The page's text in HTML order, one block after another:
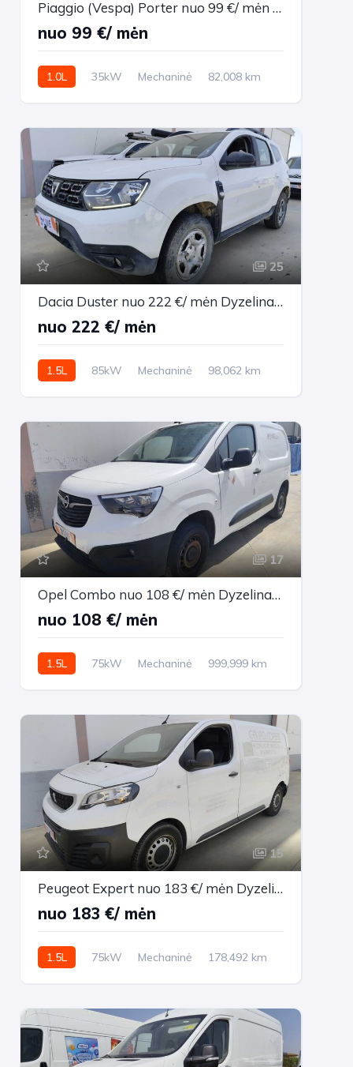
Piaggio (Vespa) Porter nuo 99 €/ mėn Benzinas 2001m. Vienatūris Mechaninė
nuo 99 €/ mėn
1.0L 35kW Mechaninė
82,008 km
25
Dacia Duster nuo 222 €/ mėn Dyzelinas 2021m. Visureigis Mechaninė
nuo 222 €/ mėn
1.5L 85kW Mechaninė
98,062 km
17
Opel Combo nuo 108 €/ mėn Dyzelinas 2021m. Other Mechaninė
nuo 108 €/ mėn
1.5L 75kW Mechaninė
999,999 km
15
Peugeot Expert nuo 183 €/ mėn Dyzelinas 2021m. Vienatūris Mechaninė
nuo 183 €/ mėn
1.5L 75kW Mechaninė
178,492 km